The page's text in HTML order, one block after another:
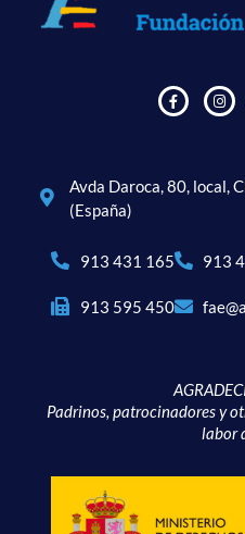
Avda Daroca, 80, local,
(España)
913 431 165 913
913 595 450
Padrinos, patrocinadores y
labor